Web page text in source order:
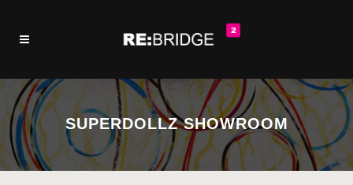
SUPERDOLLZ SHOWROOM